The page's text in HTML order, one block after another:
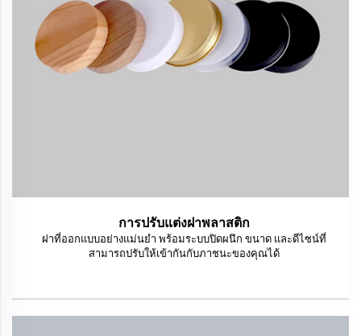
การปรับแต่งฝาพลาสติก
ฝาที่ออกแบบอย่างแม่นยำ พร้อมระบบปิดผนึก ขนาด และดีไซน์ที่
สามารถปรับให้เข้ากันกับภาชนะของคุณได้